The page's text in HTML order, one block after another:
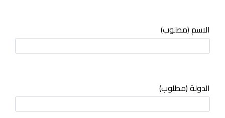
الاسم (مطلوب)
الدولة (مطلوب)